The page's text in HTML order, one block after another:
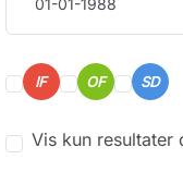
IF OF SD
Vis kun resultater